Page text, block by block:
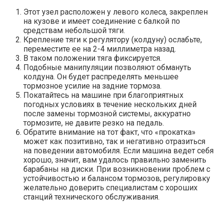
Этот узел расположен у левого колеса, закреплен
на кузове и имеет соединение с балкой по
средствам небольшой тяги.
Крепление тяги к регулятору (колдуну) ослабьте,
переместите ее на 2-4 миллиметра назад.
В таком положении тяга фиксируется.
Подобные манипуляции позволяют обмануть
колдуна. Он будет распределять меньшее
тормозное усилие на задние тормоза.
Покатайтесь на машине при благоприятных
погодных условиях в течение нескольких дней
после замены тормозной системы, аккуратно
тормозите, не давите резко на педаль.
Обратите внимание на тот факт, что «прокатка»
может как позитивно, так и негативно отразиться
на поведении автомобиля. Если машина ведет себя
хорошо, значит, вам удалось правильно заменить
барабаны на диски. При возникновении проблем с
устойчивостью и балансом тормозов, регулировку
желательно доверить специалистам с хороших
станций технического обслуживания.